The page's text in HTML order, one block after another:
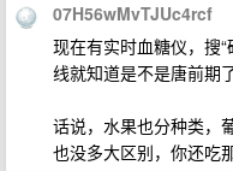
07H56wMvTJUc4rcf
现在有实时血糖仪，搜
线就知道是不是唐前期
话说，水果也分种类，
也没多大区别，你还吃